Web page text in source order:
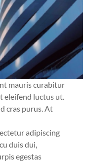
mauris curabitur
eleifend luctus ut.
cras purus. At
adipiscing
duis dui,
egestas